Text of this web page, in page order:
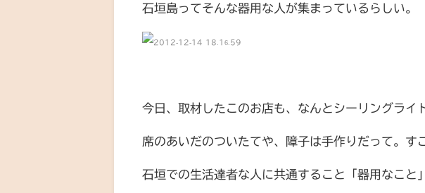
石垣島ってそんな器用な人が集まっているらしい。
今日、取材したこのお店も、なんとシーリングライ
席のあいだのついたてや、障子は手作りだって。す
石垣での生活達者な人に共通すること「器用なこと